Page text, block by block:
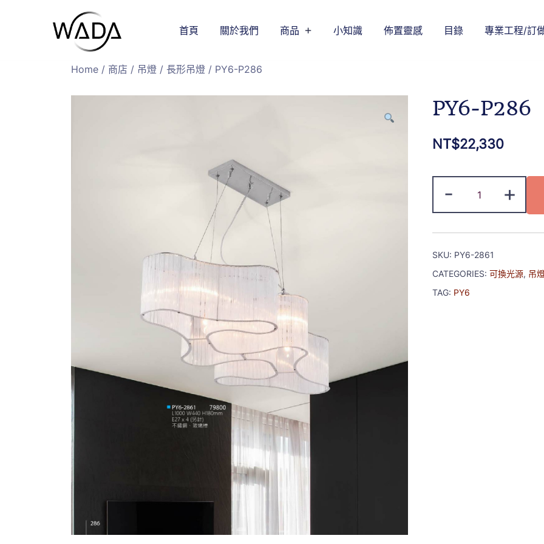
緯達燈飾
緯達燈飾企業行
首頁 關於我們 商品 小知識 佈置靈感 目錄 專業工程/訂
Home / 商店 / 吊燈 / 長形吊燈 / PY6-P286
PY6-P286
NT$22,330
- +
SKU: PY6-2861
CATEGORIES: 可換光源, 吊
TAG: PY6